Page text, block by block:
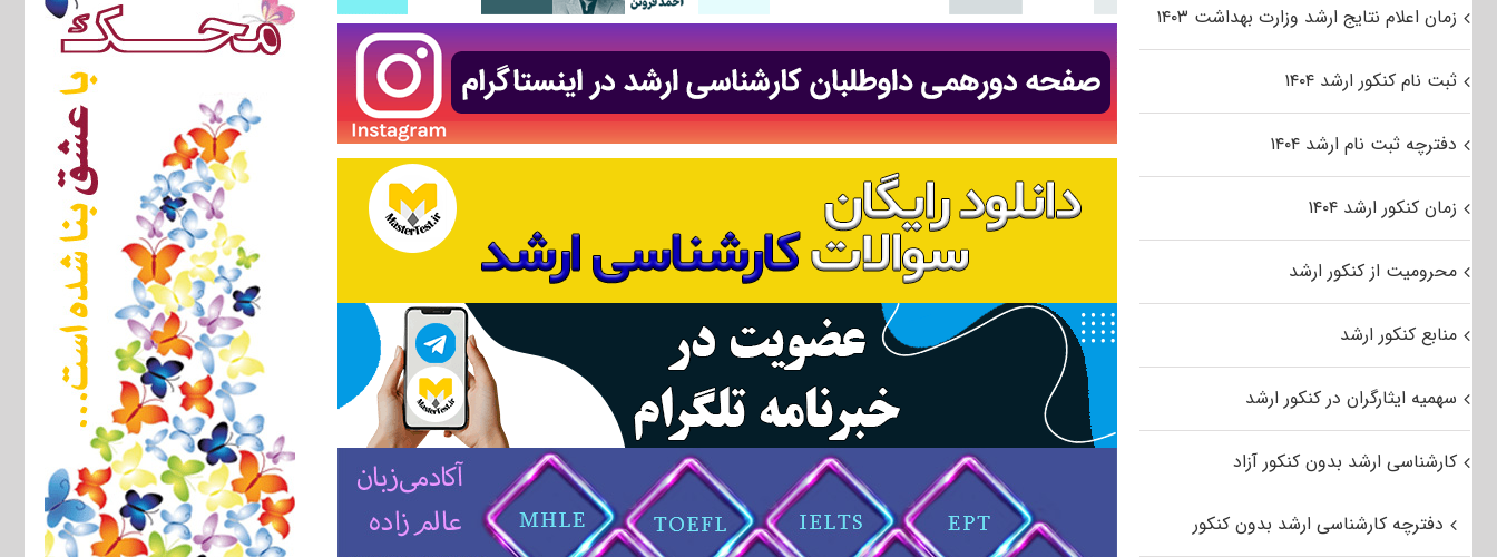
زمان اعلام نتایج ارشد وزارت بهداشت ۱۴۰۳
ثبت نام کنکور ارشد ۱۴۰۴
دفترچه ثبت نام ارشد ۱۴۰۴
زمان کنکور ارشد ۱۴۰۴
محرومیت از کنکور ارشد
منابع کنکور ارشد
سهمیه ایثارگران در کنکور ارشد
کارشناسی ارشد بدون کنکور آزاد
دفترچه کارشناسی ارشد بدون کنکور